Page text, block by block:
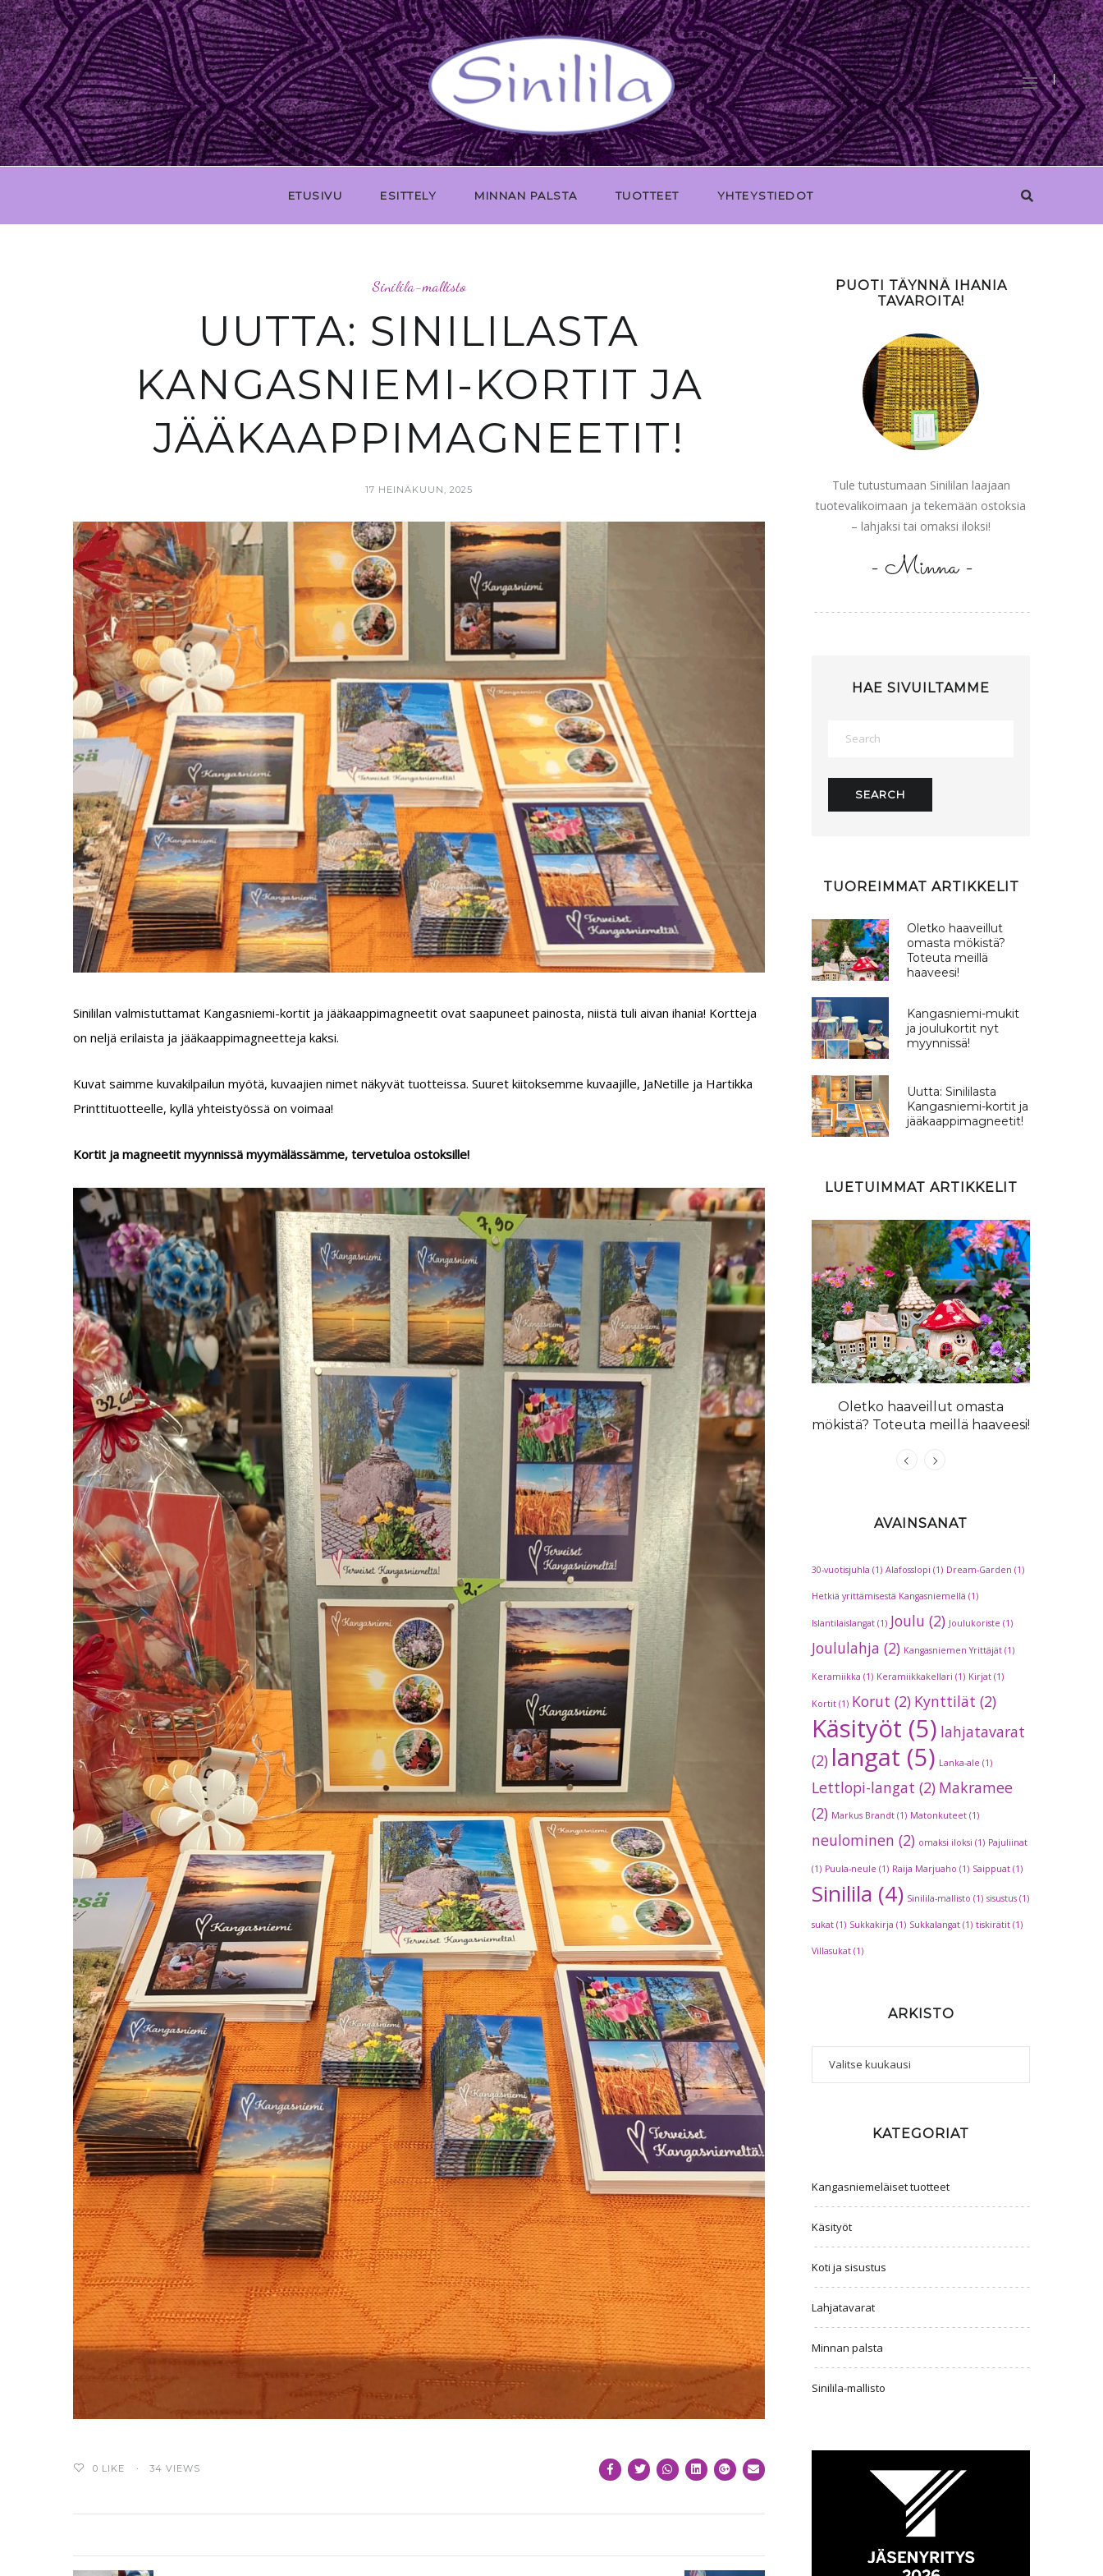
ETUSIVU ESITTELY MINNAN PALSTA TUOTTEET YHTEYSTIEDOT
Sinilila-mallisto
UUTTA: SINILILASTA
KANGASNIEMI-KORTIT JA
JÄÄKAAPPIMAGNEETIT!
17 HEINÄKUUN, 2025
Sinililan valmistuttamat Kangasniemi-kortit ja jääkaappimagneetit ovat saapuneet painosta, niistä tuli aivan ihania! Kortteja
on neljä erilaista ja jääkaappimagneetteja kaksi.
Kuvat saimme kuvakilpailun myötä, kuvaajien nimet näkyvät tuotteissa. Suuret kiitoksemme kuvaajille, JaNetille ja Hartikka
Printtituotteelle, kyllä yhteistyössä on voimaa!
Kortit ja magneetit myynnissä myymälässämme, tervetuloa ostoksille!
0 LIKE 34 VIEWS
PUOTI TÄYNNÄ IHANIA
TAVAROITA!
Tule tutustumaan Sinililan laajaan
tuotevalikoimaan ja tekemään ostoksia
– lahjaksi tai omaksi iloksi!
- Minna -
HAE SIVUILTAMME
TUOREIMMAT ARTIKKELIT
Oletko haaveillut
omasta mökistä?
Toteuta meillä
haaveesi!
Kangasniemi-mukit
ja joulukortit nyt
myynnissä!
Uutta: Sinililasta
Kangasniemi-kortit ja
jääkaappimagneetit!
LUETUIMMAT ARTIKKELIT
Uutta: Sinililasta Kangasniemi-
kortit ja jääkaappimagneetit!
Neulo laadukkaista langoista
ihanat sukat tai villapaita!
Oletko haaveillut omasta
mökistä? Toteuta meillä haaveesi!
AVAINSANAT
30-vuotisjuhla (1) Alafosslopi (1) Dream-Garden (1)
Hetkiä yrittämisestä Kangasniemellä (1)
Islantilaislangat (1) Joulu (2) Joulukoriste (1)
Joululahja (2) Kangasniemen Yrittäjät (1)
Keramiikka (1) Keramiikkakellari (1) Kirjat (1)
Kortit (1) Korut (2) Kynttilät (2)
Käsityöt (5) lahjatavarat
(2) langat (5) Lanka-ale (1)
Lettlopi-langat (2) Makramee
(2) Markus Brandt (1) Matonkuteet (1)
neulominen (2) omaksi iloksi (1) Pajuliinat
(1) Puula-neule (1) Raija Marjuaho (1) Saippuat (1)
Sinilila (4) Sinilila-mallisto (1) sisustus (1)
sukat (1) Sukkakirja (1) Sukkalangat (1) tiskirätit (1)
Villasukat (1)
ARKISTO
Arkisto
KATEGORIAT
Kangasniemeläiset tuotteet
Käsityöt
Koti ja sisustus
Lahjatavarat
Minnan palsta
Sinilila-mallisto